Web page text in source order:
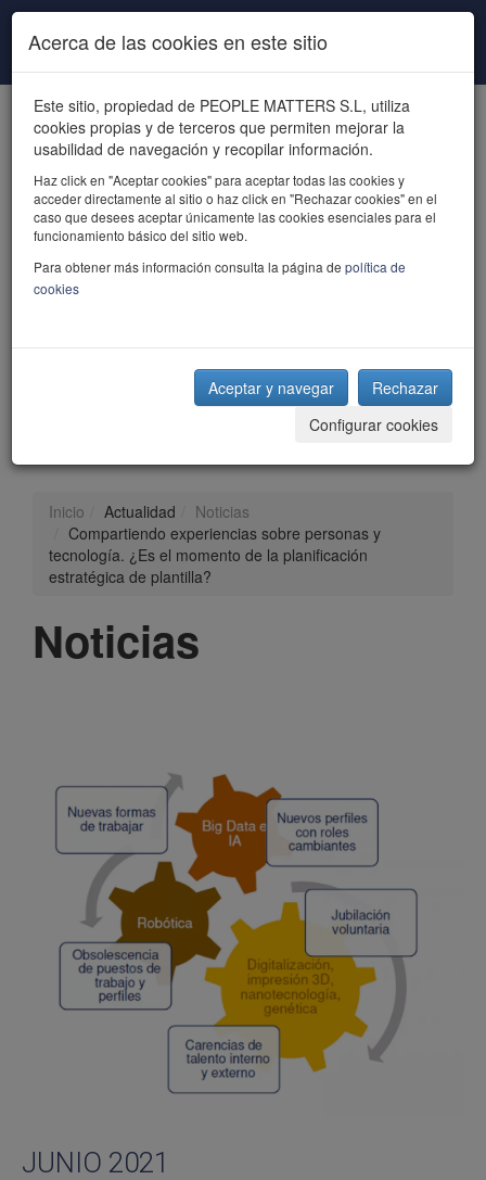
Pasar al contenido principal
powered by talent
Inicio Actualidad
Noticias
Compartiendo experiencias sobre personas y
tecnología. ¿Es el momento de la planificación
estratégica de plantilla?
Noticias
JUNIO 2021
Acerca de las cookies en este sitio
Este sitio, propiedad de PEOPLE MATTERS S.L, utiliza
cookies propias y de terceros que permiten mejorar la
usabilidad de navegación y recopilar información.
Haz click en "Aceptar cookies" para aceptar todas las cookies y
acceder directamente al sitio o haz click en "Rechazar cookies" en el
caso que desees aceptar únicamente las cookies esenciales para el
funcionamiento básico del sitio web.
Para obtener más información consulta la página de política de
cookies
Aceptar y navegar
Rechazar
Configurar cookies